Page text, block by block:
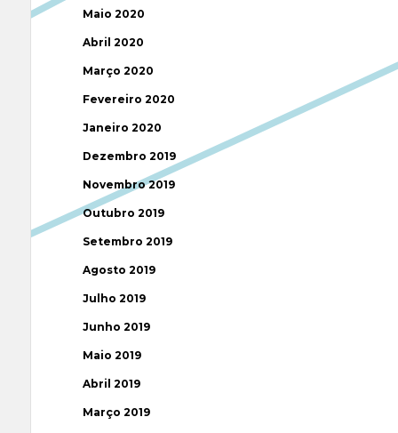
Maio 2020
Abril 2020
Março 2020
Fevereiro 2020
Janeiro 2020
Dezembro 2019
Novembro 2019
Outubro 2019
Setembro 2019
Agosto 2019
Julho 2019
Junho 2019
Maio 2019
Abril 2019
Março 2019